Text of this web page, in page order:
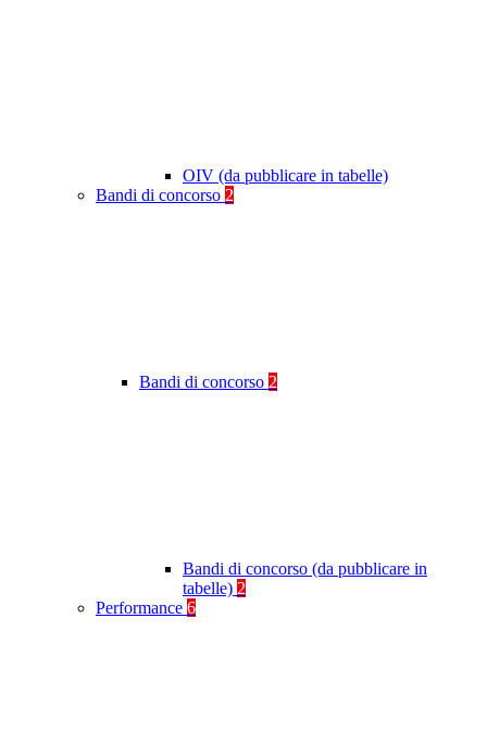
OIV (da pubblicare in tabelle)
Bandi di concorso 2
Bandi di concorso 2
Bandi di concorso (da pubblicare in
tabelle) 2
Performance 6